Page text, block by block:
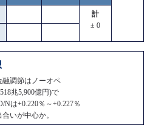
計
± 0
融調節はノーオペ
兆5,900億円)で
Nは+0.220％～+0.227％
いが中心か。